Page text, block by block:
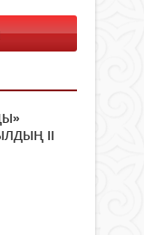
ІI